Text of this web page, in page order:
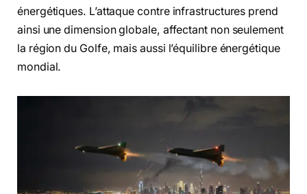
énergétiques. L’attaque contre infrastructures prend
ainsi une dimension globale, affectant non seulement
la région du Golfe, mais aussi l’équilibre énergétique
mondial.